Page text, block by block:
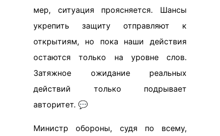
мер, ситуация проясняется. Шансы
укрепить защиту отправляют к
открытиям, но пока наши действия
остаются только на уровне слов.
Затяжное ожидание реальных
действий только подрывает
авторитет. 💬
Министр обороны, судя по всему,